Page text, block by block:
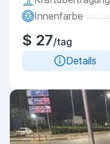
Innenfarbe
$ 27/tag
Details